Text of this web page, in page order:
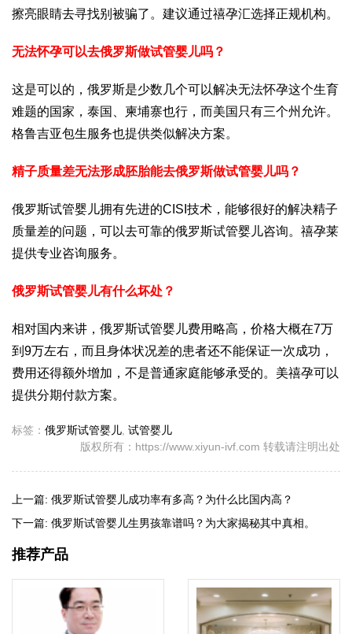
擦亮眼睛去寻找别被骗了。建议通过禧孕汇选择正规机构。
无法怀孕可以去俄罗斯做试管婴儿吗？
这是可以的，俄罗斯是少数几个可以解决无法怀孕这个生育
难题的国家，泰国、柬埔寨也行，而美国只有三个州允许。
格鲁吉亚包生服务也提供类似解决方案。
精子质量差无法形成胚胎能去俄罗斯做试管婴儿吗？
俄罗斯试管婴儿拥有先进的CISI技术，能够很好的解决精子
质量差的问题，可以去可靠的俄罗斯试管婴儿咨询。禧孕莱
提供专业咨询服务。
俄罗斯试管婴儿有什么坏处？
相对国内来讲，俄罗斯试管婴儿费用略高，价格大概在7万
到9万左右，而且身体状况差的患者还不能保证一次成功，
费用还得额外增加，不是普通家庭能够承受的。美禧孕可以
提供分期付款方案。
标签： 俄罗斯试管婴儿 试管婴儿
版权所有：https://www.xiyun-ivf.com 转载请注明出处
上一篇: 俄罗斯试管婴儿成功率有多高？为什么比国内高？
下一篇: 俄罗斯试管婴儿生男孩靠谱吗？为大家揭秘其中真相。
推荐产品